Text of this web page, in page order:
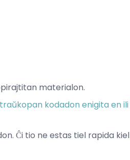
materialon.
kodadon enigita en ili
Ĉi tio ne estas tiel rapida kiel